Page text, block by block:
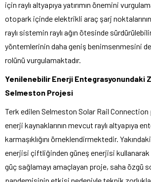
için raylı altyapıya yatırımın önemini
otopark içinde elektrikli araç şarj
raylı sistemin raylı ağın ötesinde
yöntemlerinin daha geniş benimsenmesini
rolünü vurgulamaktadır.
Yenilenebilir Enerji Entegrasyonundaki
Selmeston Projesi
Terk edilen Selmeston Solar Rail
enerji kaynaklarının mevcut raylı altyapıya
karmaşıklığını örneklendirmektedir.
enerjisi çiftliğinden güneş enerjisi
güç sağlamayı amaçlayan proje, saha özgü